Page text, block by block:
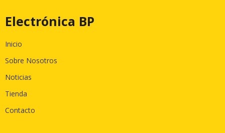
Electrónica BP
Inicio
Sobre Nosotros
Noticias
Tienda
Contacto